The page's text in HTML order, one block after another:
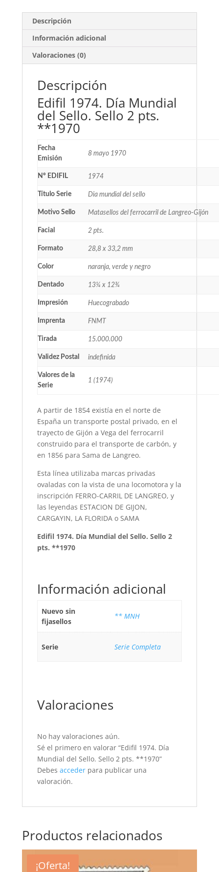
Descripción
Información adicional
Valoraciones (0)
Descripción
Edifil 1974. Día Mundial
del Sello. Sello 2 pts.
**1970
Fecha
Emisión
8 mayo 1970
Nº EDIFIL 1974
Título Serie Dia mundial del sello
Motivo Sello Matasellos del ferrocarril de Langreo-Gijón
Facial 2 pts.
Formato 28,8 x 33,2 mm
Color naranja, verde y negro
Dentado 13¼ x 12¾
Impresión Huecograbado
Imprenta FNMT
Tirada 15.000.000
Validez Postal indefinida
Valores de la
Serie
1 (1974)
A partir de 1854 existía en el norte de
España un transporte postal privado, en el
trayecto de Gijón a Vega del ferrocarril
construido para el transporte de carbón, y
en 1856 para Sama de Langreo.
Esta línea utilizaba marcas privadas
ovaladas con la vista de una locomotora y la
inscripción FERRO-CARRIL DE LANGREO, y
las leyendas ESTACION DE GIJON,
CARGAYIN, LA FLORIDA o SAMA
Edifil 1974. Día Mundial del Sello. Sello 2
pts. **1970
Información adicional
Nuevo sin
fijasellos
** MNH
Serie Serie Completa
Valoraciones
No hay valoraciones aún.
Sé el primero en valorar “Edifil 1974. Día
Mundial del Sello. Sello 2 pts. **1970”
Debes accederpara publicar una
valoración.
Productos relacionados
¡Oferta!